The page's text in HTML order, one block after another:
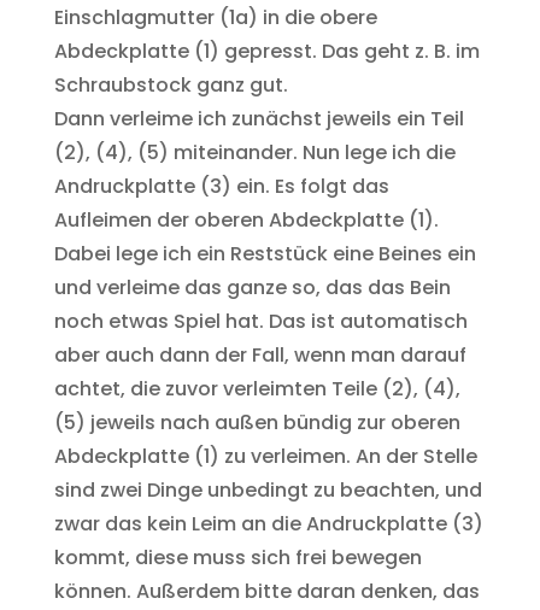
Einschlagmutter (1a) in die obere
Abdeckplatte (1) gepresst. Das geht z. B. im
Schraubstock ganz gut.
Dann verleime ich zunächst jeweils ein Teil
(2), (4), (5) miteinander. Nun lege ich die
Andruckplatte (3) ein. Es folgt das
Aufleimen der oberen Abdeckplatte (1).
Dabei lege ich ein Reststück eine Beines ein
und verleime das ganze so, das das Bein
noch etwas Spiel hat. Das ist automatisch
aber auch dann der Fall, wenn man darauf
achtet, die zuvor verleimten Teile (2), (4),
(5) jeweils nach außen bündig zur oberen
Abdeckplatte (1) zu verleimen. An der Stelle
sind zwei Dinge unbedingt zu beachten, und
zwar das kein Leim an die Andruckplatte (3)
kommt, diese muss sich frei bewegen
können. Außerdem bitte daran denken, das